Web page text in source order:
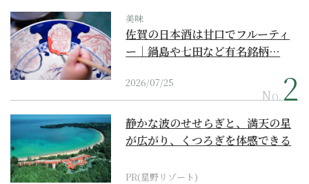
美味
佐賀の日本酒は甘口でフルーティ
ー｜鍋島や七田など有名銘柄…
2026/07/25
No.
静かな波のせせらぎと、満天の星
が広がり、くつろぎを体感できる
PR(星野リゾート)